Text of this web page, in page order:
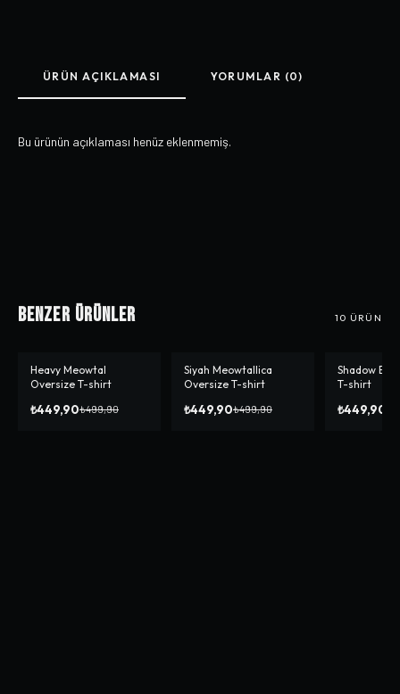
ÜRÜN AÇIKLAMASI YORUMLAR (0)
Bu ürünün açıklaması henüz eklenmemiş.
Benzer Ürünler 10 ÜRÜN
-%10
Heavy Meowtal
Oversize T-shirt
₺449,90₺499,90
-%10
Siyah Meowtallica
Oversize T-shirt
₺449,90₺499,90
-%10
Shadow
T-shirt
₺449,90